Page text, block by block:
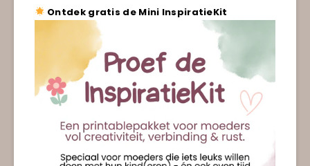
Ontdek gratis de Mini InspiratieKit